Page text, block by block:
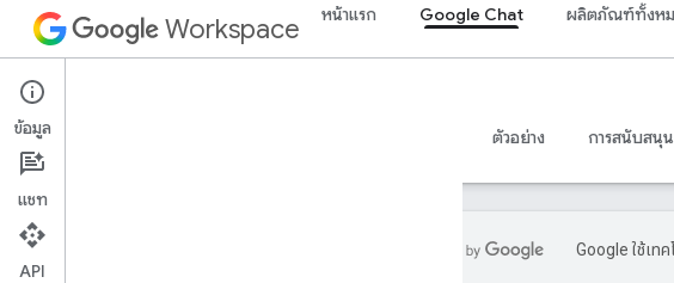
Workspace หน้าแรก Google Chat ผลิตภัณฑ์ทั้งห
Google Chat
ภาพรวม ตัวอย่าง การสนับสนุน
Google ใช้เท
ข้อมูล
แชท
API